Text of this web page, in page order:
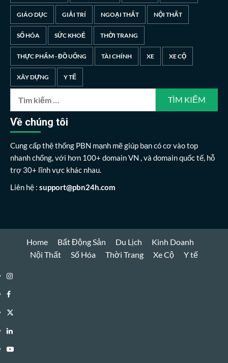
GIÁO DỤC GIẢI TRÍ NGOẠI THẤT NỘI THẤT
SỐ HÓA SỨC KHOẺ THỜI TRANG
THỰC PHẨM - ĐỒ UỐNG TÀI CHÍNH XE XE CỘ
XÂY DỰNG Y TẾ
cho:
Về chúng tôi
Cung cấp thệ thống PBN mạnh mẽ giúp bạn có cơ vào top
nhanh chống, với hơn 100+ domain VN , và domain quốc tế, hỗ
trợ 30+ lĩnh vực khác nhau.
Liên hệ : support@pbn24h.com
Home Bất Động Sản Du Lịch
Kinh Doanh
Nội Thất
Số Hóa Thời Trang Xe Cộ Y tế
Instagram
Facebook
Twitter
Linkedin
Youtube